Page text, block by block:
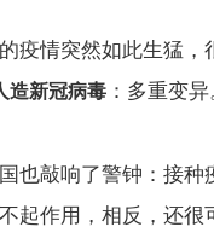
疫情突然如此生猛，
造新冠病毒：多重变异
也敲响了警钟：接种
起作用，相反，还很